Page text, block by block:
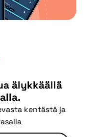
älykkäällä
kentästä ja